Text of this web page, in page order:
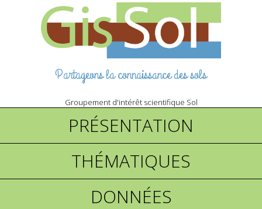
Partageons la connaissance des sols
Groupement d'intérêt scientifique Sol
PRÉSENTATION
THÉMATIQUES
DONNÉES